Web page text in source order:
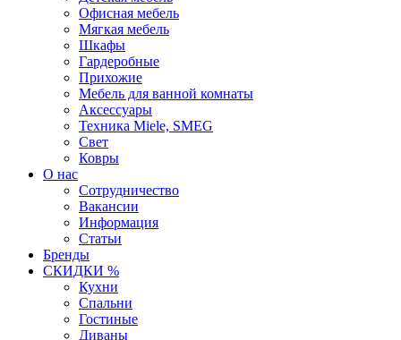
Офисная мебель
Мягкая мебель
Шкафы
Гардеробные
Прихожие
Мебель для ванной комнаты
Аксессуары
Техника Miele, SMEG
Свет
Ковры
О нас
Сотрудничество
Вакансии
Информация
Статьи
Бренды
СКИДКИ %
Кухни
Спальни
Гостиные
Диваны